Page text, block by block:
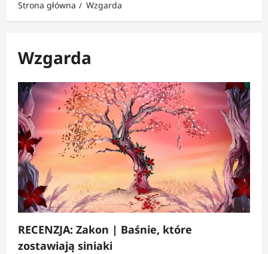
Strona główna Wzgarda
Wzgarda
RECENZJA: Zakon | Baśnie, które
zostawiają siniaki